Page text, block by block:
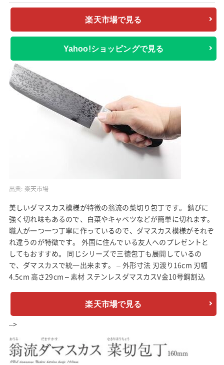
楽天市場で見る
Yahoo!ショッピングで見る
出典: 楽天市場
美しいダマスカス模様が特徴の翁流の菜切り包丁です。 錆びに
強く切れ味もあるので、白菜やキャベツなどが簡単に切れます。
職人が一つ一つ丁寧に作っているので、ダマスカス模様がそれぞ
れ違うのが特徴です。 外国に住んでいる友人へのプレゼントと
してもおすすめ。 同じシリーズで三徳包丁も展開しているの
で、ダマスカスで統一出来ます。 – 外形寸法 刃渡り16cm 刃幅
4.5cm 高さ29cm – 素材 ステンレスダマスカスV金10号鋼割込
楽天市場で見る
–>